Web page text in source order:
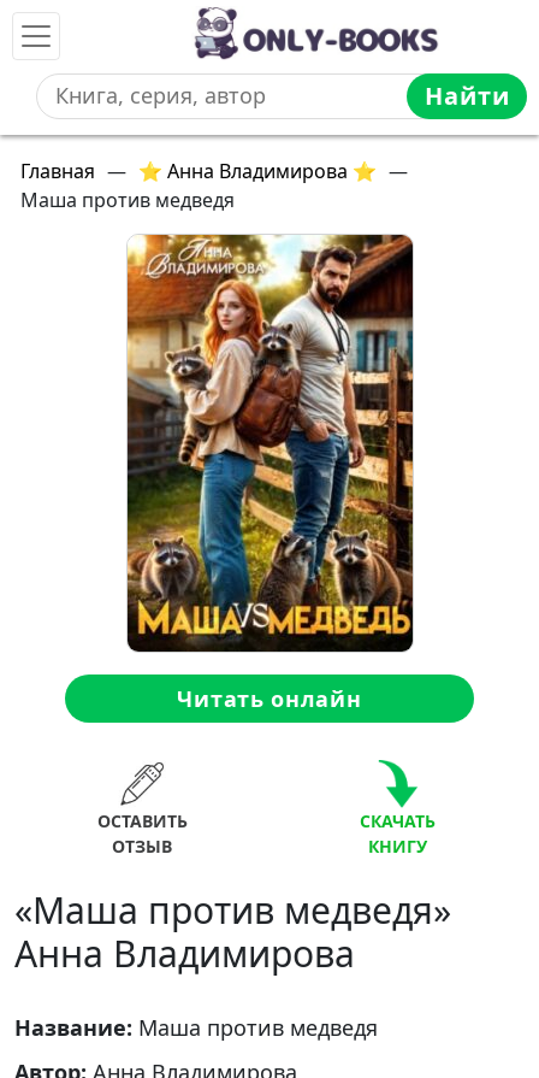
Найти
Главная — ⭐ Анна Владимирова ⭐ —
Маша против медведя
Читать онлайн
ОСТАВИТЬ
ОТЗЫВ
СКАЧАТЬ
КНИГУ
«Маша против медведя»
Анна Владимирова
Название: Маша против медведя
Автор: Анна Владимирова